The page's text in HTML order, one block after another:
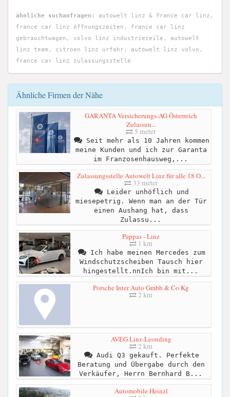
ähnliche suchanfragen:
autowelt linz & france car linz,
france car linz öffnungszeiten, france car linz
gebrauchtwagen, volvo linz industriezeile, autowelt
linz team, citroen linz urfahr, autowelt linz volvo,
france car linz zulassungsstelle
Ähnliche Firmen der Nähe
GARANTA Versicherungs-AG Österreich
Zulassun...
5 meter
Seit mehr als 10 Jahren kommen
meine Kunden und ich zur Garanta
im Franzosenhausweg,...
Zulassungsstelle Autowelt Linz für alle 18 O...
33 meter
Leider unhöflich und
miesepetrig. Wenn man an der Tür
einen Aushang hat, dass
Zulassu...
Pappas - Linz
1 km
Ich habe meinen Mercedes zum
Windschutzscheiben Tausch hier
hingestellt.nnIch bin mit...
Porsche Inter Auto Gmbh & Co Kg
2 km
AVEG Linz-Leonding
2 km
Audi Q3 gekauft. Perfekte
Beratung und Übergabe durch den
Verkäufer, Herrn Bernhard B...
Automobile Heinzl